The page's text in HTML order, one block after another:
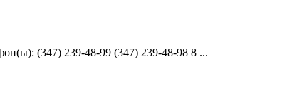
(347) 239-48-99 (347) 239-48-98 8 ...